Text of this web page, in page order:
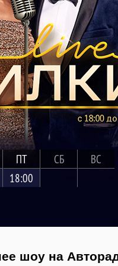
ПТ СБ
ВС
18:00
шоу на